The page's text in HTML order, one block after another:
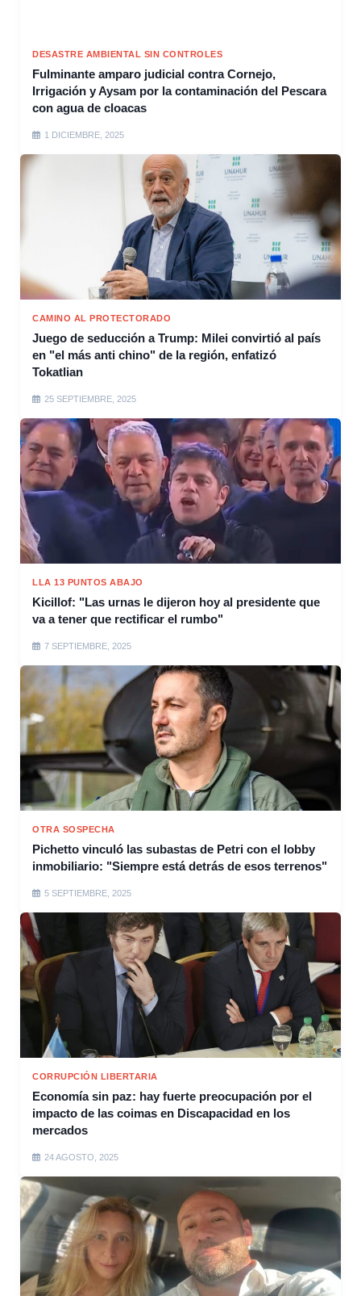
DESASTRE AMBIENTAL SIN CONTROLES
Fulminante amparo judicial contra Cornejo,
Irrigación y Aysam por la contaminación del Pescara
con agua de cloacas
1 DICIEMBRE, 2025
CAMINO AL PROTECTORADO
Juego de seducción a Trump: Milei convirtió al país
en "el más anti chino" de la región, enfatizó
Tokatlian
25 SEPTIEMBRE, 2025
LLA 13 PUNTOS ABAJO
Kicillof: "Las urnas le dijeron hoy al presidente que
va a tener que rectificar el rumbo"
7 SEPTIEMBRE, 2025
OTRA SOSPECHA
Pichetto vinculó las subastas de Petri con el lobby
inmobiliario: "Siempre está detrás de esos terrenos"
5 SEPTIEMBRE, 2025
CORRUPCIÓN LIBERTARIA
Economía sin paz: hay fuerte preocupación por el
impacto de las coimas en Discapacidad en los
mercados
24 AGOSTO, 2025